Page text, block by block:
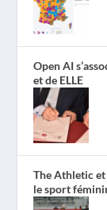
Open AI
et de ELLE
The Athletic
le sport